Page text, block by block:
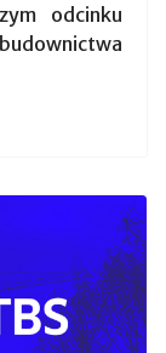
odcinku